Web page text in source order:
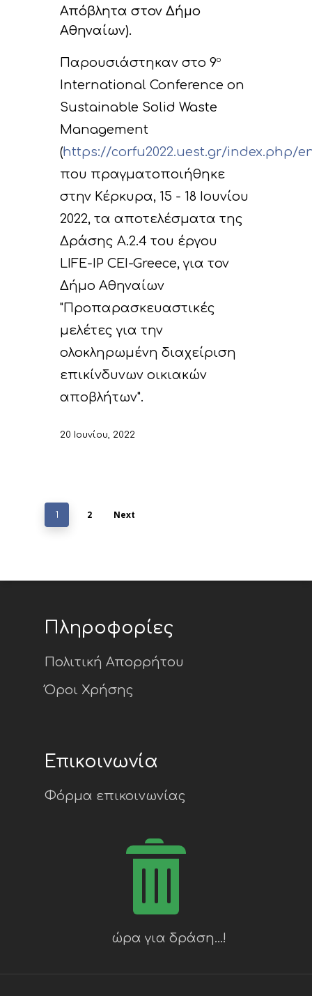
Απόβλητα στον Δήμο
Αθηναίων).
Παρουσιάστηκαν στο 9ο
International Conference on
Sustainable Solid Waste
Management
(https://corfu2022.uest.gr/index.php/
που πραγματοποιήθηκε
στην Κέρκυρα, 15 - 18 Ιουνίου
2022, τα αποτελέσματα της
Δράσης Α.2.4 του έργου
LIFE-IP CEI-Greece, για τον
Δήμο Αθηναίων
"Προπαρασκευαστικές
μελέτες για την
ολοκληρωμένη διαχείριση
επικίνδυνων οικιακών
αποβλήτων".
20 Ιουνίου, 2022
1 2 Next
Πληροφορίες
Πολιτική Απορρήτου
Όροι Χρήσης
Επικοινωνία
Φόρμα επικοινωνίας